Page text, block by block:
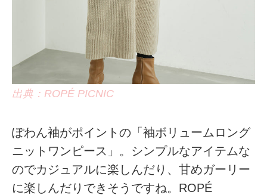
出典：ROPÉ PICNIC
ぽわん袖がポイントの「袖ボリュームロング
ニットワンピース」。シンプルなアイテムな
のでカジュアルに楽しんだり、甘めガーリー
に楽しんだりできそうですね。ROPÉ